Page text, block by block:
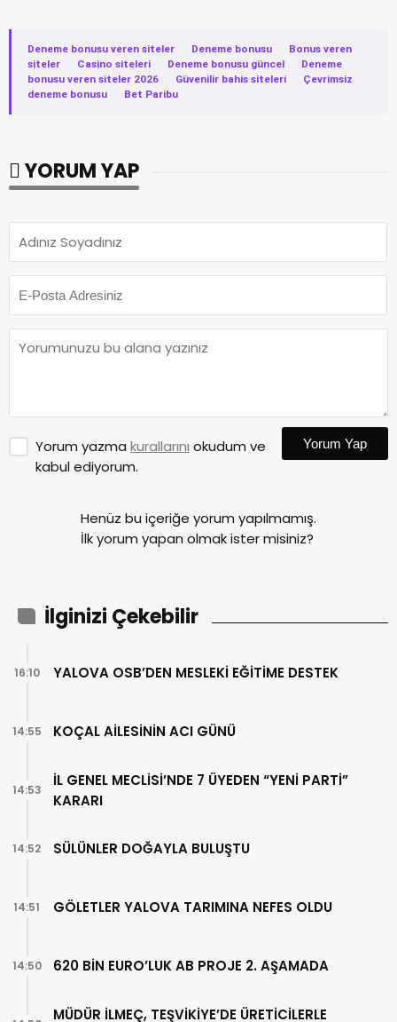
Deneme bonusu veren siteler · Deneme bonusu ·
Bonus veren
siteler
· Casino siteleri · Deneme bonusu güncel ·
Deneme
bonusu veren siteler 2026
· Güvenilir bahis siteleri ·
Çevrimsiz
deneme bonusu
· Bet Paribu
YORUM YAP
Yorum yazma kurallarını okudum ve
kabul ediyorum.
Yorum Yap
Henüz bu içeriğe yorum yapılmamış.
İlk yorum yapan olmak ister misiniz?
İlginizi Çekebilir
YALOVA OSB’DEN MESLEKİ EĞİTİME DESTEK
16:10
KOÇAL AİLESİNİN ACI GÜNÜ
14:55
İL GENEL MECLİSİ’NDE 7 ÜYEDEN “YENİ PARTİ”
KARARI
14:53
SÜLÜNLER DOĞAYLA BULUŞTU
14:52
GÖLETLER YALOVA TARIMINA NEFES OLDU
14:51
620 BİN EURO’LUK AB PROJE 2. AŞAMADA
14:50
MÜDÜR İLMEÇ, TEŞVİKİYE’DE ÜRETİCİLERLE